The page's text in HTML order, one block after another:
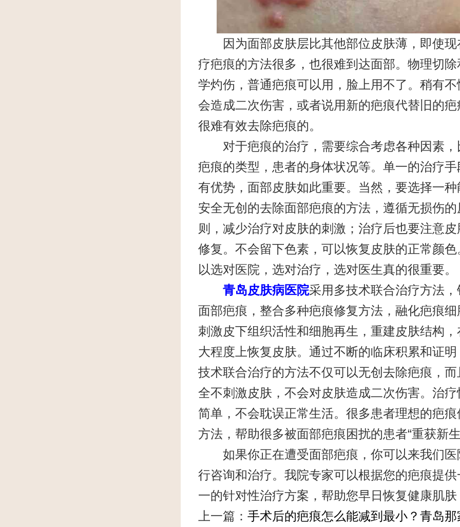
因为面部皮肤层比其他部位皮肤薄，即使现
疗疤痕的方法很多，也很难到达面部。物理切除
学灼伤，普通疤痕可以用，脸上用不了。稍有不
会造成二次伤害，或者说用新的疤痕代替旧的疤
很难有效去除疤痕的。
对于疤痕的治疗，需要综合考虑各种因素，
疤痕的类型，患者的身体状况等。单一的治疗手
有优势，面部皮肤如此重要。当然，要选择一种
安全无创的去除面部疤痕的方法，遵循无损伤的
则，减少治疗对皮肤的刺激；治疗后也要注意皮
修复。不会留下色素，可以恢复皮肤的正常颜色
以选对医院，选对治疗，选对医生真的很重要。
青岛皮肤病医院采用多技术联合治疗方法，
面部疤痕，整合多种疤痕修复方法，融化疤痕细
刺激皮下组织活性和细胞再生，重建皮肤结构，
大程度上恢复皮肤。通过不断的临床积累和证明
技术联合治疗的方法不仅可以无创去除疤痕，而
全不刺激皮肤，不会对皮肤造成二次伤害。治疗
简单，不会耽误正常生活。很多患者理想的疤痕
方法，帮助很多被面部疤痕困扰的患者“重获新
如果你正在遭受面部疤痕，你可以来我们医
行咨询和治疗。我院专家可以根据您的疤痕提供
一的针对性治疗方案，帮助您早日恢复健康肌肤
上一篇： 手术后的疤痕怎么能减到最小？青岛那